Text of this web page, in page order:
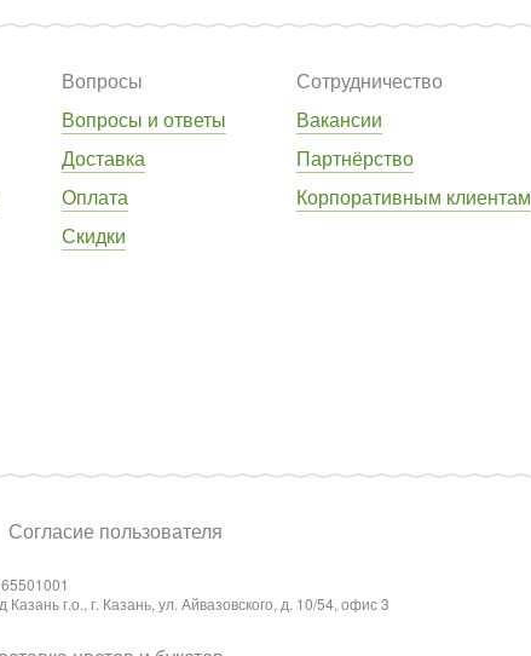
Вопросы
Вопросы и ответы
Доставка
Оплата
Скидки
Сотрудничество
Вакансии
Партнёрство
Корпоративным клиентам
Согласие пользователя
г.о., г. Казань, ул. Айвазовского, д. 10/54, офис 3